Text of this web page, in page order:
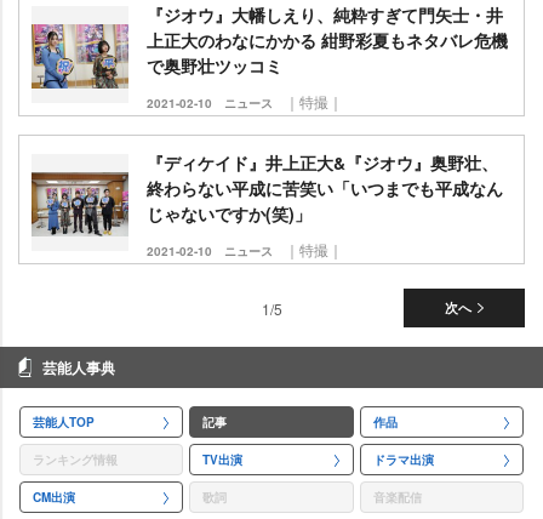
『ジオウ』大幡しえり、純粋すぎて門矢士・井
上正大のわなにかかる 紺野彩夏もネタバレ危機
で奥野壮ツッコミ
2021-02-10 ニュース ｜特撮｜
『ディケイド』井上正大&『ジオウ』奥野壮、
終わらない平成に苦笑い「いつまでも平成なん
じゃないですか(笑)」
2021-02-10 ニュース ｜特撮｜
次へ
1/5
芸能人事典
芸能人TOP 記事 作品
ランキング情報 TV出演 ドラマ出演
CM出演 歌詞 音楽配信